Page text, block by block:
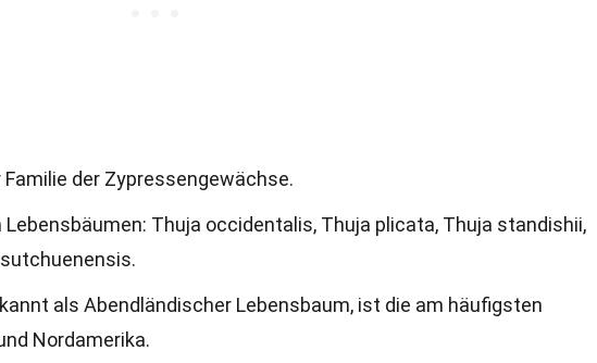
der Zypressengewächse.
Thuja occidentalis, Thuja plicata, Thuja standishii,
als Abendländischer Lebensbaum, ist die am häufigsten
Nordamerika.